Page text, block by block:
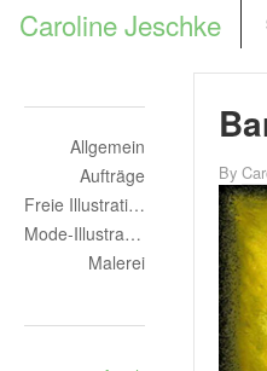
Caroline Jeschke
Allgemein
Aufträge
Freie Illustrationen
Mode-Illustration
Malerei
By